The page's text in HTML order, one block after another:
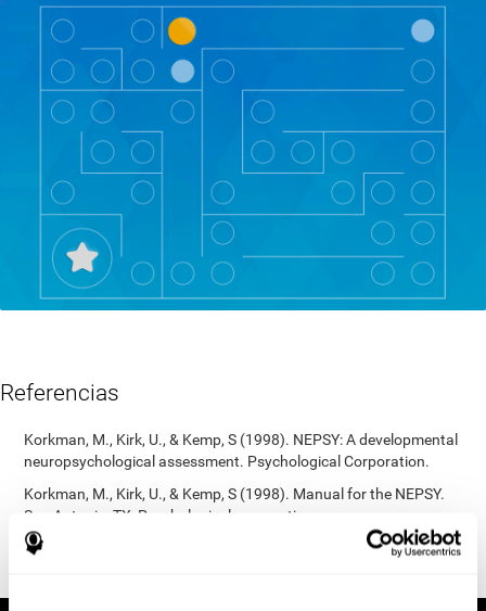
Referencias
Korkman, M., Kirk, U., & Kemp, S (1998). NEPSY: A developmental
neuropsychological assessment. Psychological Corporation.
Korkman, M., Kirk, U., & Kemp, S (1998). Manual for the NEPSY.
San Antonio, TX: Psychological corporation.
Porteus, S. D. (1950). The Porteus Maze Test and intelligence.